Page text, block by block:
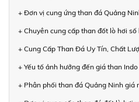
+ Đơn vị cung ứng than đá Quảng
+ Chuyên cung cấp than đốt lò hơi
+ Cung Cấp Than Đá Uy Tín, Chất
+ Yếu tố ảnh hưởng đến giá than
+ Phân phối than đá Quảng Ninh giá